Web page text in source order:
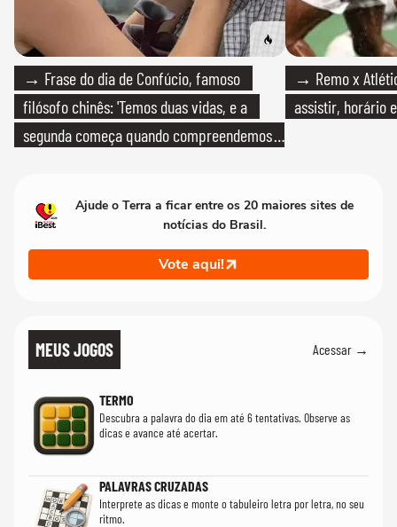
→ Frase do dia de Confúcio, famoso
filósofo chinês: 'Temos duas vidas, e a
segunda começa quando compreendemos
→ Remo x
assistir, horário
Ajude o Terra a ficar entre os 20 maiores sites de
notícias do Brasil.
Vote aqui!
MEUS JOGOS Acessar →
TERMO
Descubra a palavra do dia em até 6 tentativas. Observe as
dicas e avance até acertar.
PALAVRAS CRUZADAS
Interprete as dicas e monte o tabuleiro letra por letra, no seu
ritmo.